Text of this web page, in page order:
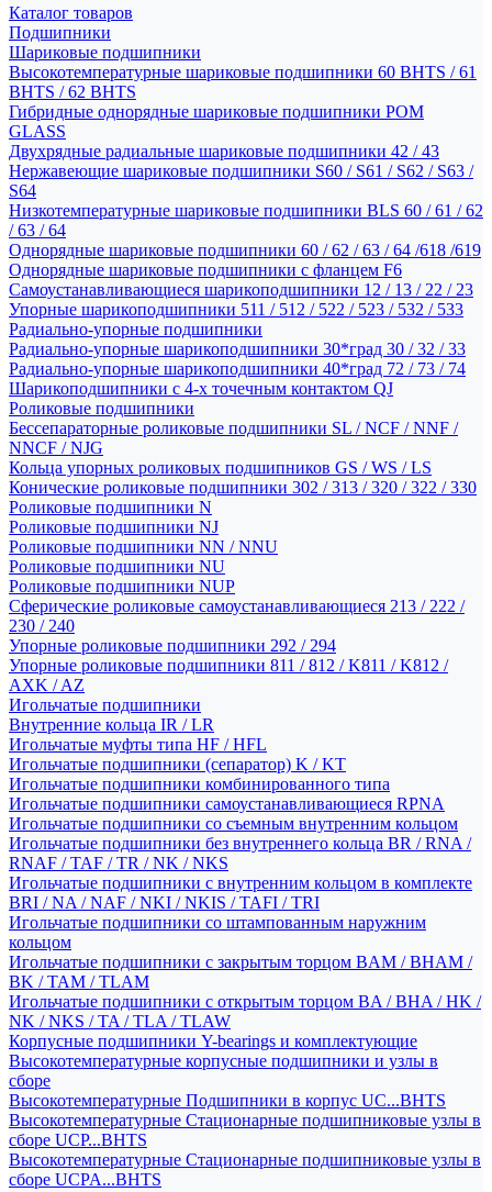
Каталог товаров
Подшипники
Шариковые подшипники
Высокотемпературные шариковые подшипники 60 BHTS / 61
BHTS / 62 BHTS
Гибридные однорядные шариковые подшипники POM
GLASS
Двухрядные радиальные шариковые подшипники 42 / 43
Нержавеющие шариковые подшипники S60 / S61 / S62 / S63 /
S64
Низкотемпературные шариковые подшипники BLS 60 / 61 / 62
/ 63 / 64
Однорядные шариковые подшипники 60 / 62 / 63 / 64 /618 /619
Однорядные шариковые подшипники с фланцем F6
Самоустанавливающиеся шарикоподшипники 12 / 13 / 22 / 23
Упорные шарикоподшипники 511 / 512 / 522 / 523 / 532 / 533
Радиально-упорные подшипники
Радиально-упорные шарикоподшипники 30*град 30 / 32 / 33
Радиально-упорные шарикоподшипники 40*град 72 / 73 / 74
Шарикоподшипники с 4-х точечным контактом QJ
Роликовые подшипники
Бессепараторные роликовые подшипники SL / NCF / NNF /
NNCF / NJG
Кольца упорных роликовых подшипников GS / WS / LS
Конические роликовые подшипники 302 / 313 / 320 / 322 / 330
Роликовые подшипники N
Роликовые подшипники NJ
Роликовые подшипники NN / NNU
Роликовые подшипники NU
Роликовые подшипники NUP
Сферические роликовые самоустанавливающиеся 213 / 222 /
230 / 240
Упорные роликовые подшипники 292 / 294
Упорные роликовые подшипники 811 / 812 / K811 / K812 /
AXK / AZ
Игольчатые подшипники
Внутренние кольца IR / LR
Игольчатые муфты типа HF / HFL
Игольчатые подшипники (сепаратор) K / KT
Игольчатые подшипники комбинированного типа
Игольчатые подшипники самоустанавливающиеся RPNA
Игольчатые подшипники со съемным внутренним кольцом
Игольчатые подшипники без внутреннего кольца BR / RNA /
RNAF / TAF / TR / NK / NKS
Игольчатые подшипники с внутренним кольцом в комплекте
BRI / NA / NAF / NKI / NKIS / TAFI / TRI
Игольчатые подшипники со штампованным наружним
кольцом
Игольчатые подшипники с закрытым торцом BAM / BHAM /
BK / TAM / TLAM
Игольчатые подшипники с открытым торцом BA / BHA / HK /
NK / NKS / TA / TLA / TLAW
Корпусные подшипники Y-bearings и комплектующие
Высокотемпературные корпусные подшипники и узлы в
сборе
Высокотемпературные Подшипники в корпус UC...BHTS
Высокотемпературные Стационарные подшипниковые узлы в
сборе UCP...BHTS
Высокотемпературные Стационарные подшипниковые узлы в
сборе UCPA...BHTS